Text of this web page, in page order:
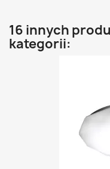
16 innych
kategorii: